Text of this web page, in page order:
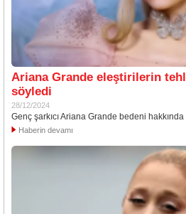
Ariana Grande eleştirilerin
söyledi
28/12/2024
Genç şarkıcı Ariana Grande bedeni
Haberin devamı